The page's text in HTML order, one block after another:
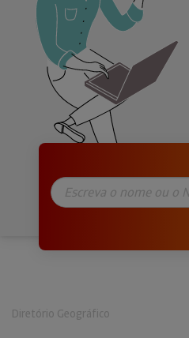
Diretório Geográfico